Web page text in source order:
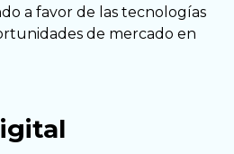
a favor de las tecnologías
de mercado en